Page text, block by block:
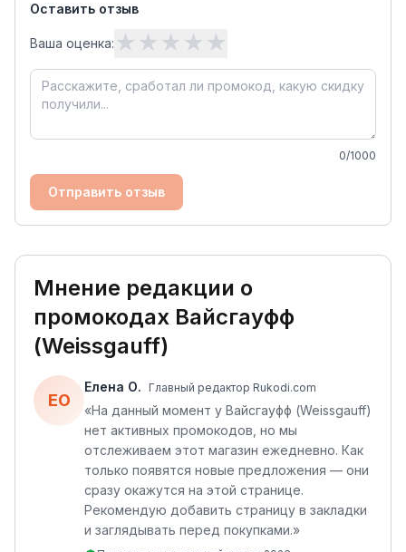
Оставить отзыв
Ваша оценка: ★ ★ ★ ★ ★
0/1000
Отправить отзыв
Мнение редакции о
промокодах Вайсгауфф
(Weissgauff)
ЕО
Елена О. Главный редактор Rukodi.com
«На данный момент у Вайсгауфф (Weissgauff)
нет активных промокодов, но мы
отслеживаем этот магазин ежедневно. Как
только появятся новые предложения — они
сразу окажутся на этой странице.
Рекомендую добавить страницу в закладки
и заглядывать перед покупками.»